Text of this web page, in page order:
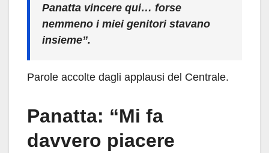
Panatta vincere qui… forse
nemmeno i miei genitori stavano
insieme”.
Parole accolte dagli applausi del Centrale.
Panatta: “Mi fa
davvero piacere